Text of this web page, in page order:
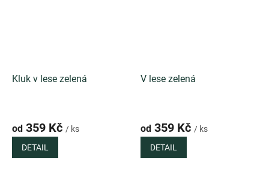
Kluk v lese zelená
od 359 Kč / ks
DETAIL
V lese zelená
od 359 Kč / ks
DETAIL